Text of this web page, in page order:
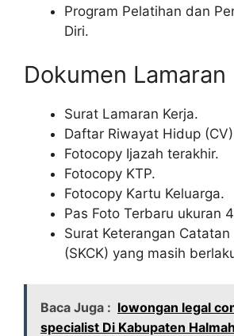
Program Pelatihan dan
Diri.
Dokumen Lamaran
Surat Lamaran Kerja.
Daftar Riwayat Hidup
Fotocopy Ijazah terakhir.
Fotocopy KTP.
Fotocopy Kartu Keluarga.
Pas Foto Terbaru ukuran
Surat Keterangan Catatan
(SKCK) yang masih
Baca Juga : lowongan legal
specialist Di Kabupaten